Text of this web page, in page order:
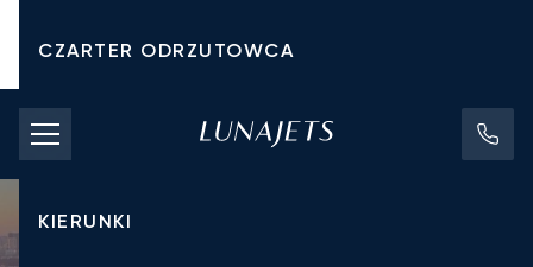
CZARTER ODRZUTOWCA
KOSZTY CZARTERU
PRYWATNE ODRZUTOWCE
KIERUNKI